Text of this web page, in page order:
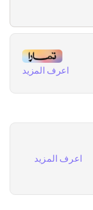
اعرف المزيد
اعرف المزيد